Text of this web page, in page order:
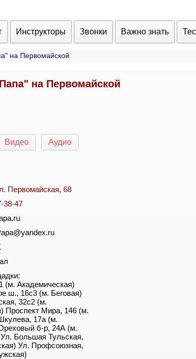
Инструкторы Звонки Важно знать
на Первомайской
на Первомайской
Видео Аудио
Первомайская, 68
38-47
(м. Академическая)
ш., 16с3 (м. Беговая)
32с2 (м.
Проспект Мира, 146 (м.
17а (м.
б-р, 24А (м.
Большая Тульская,
Ул. Профсоюзная,